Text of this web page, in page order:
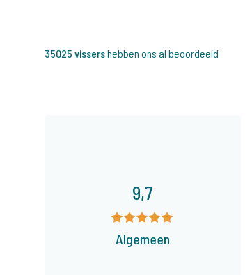
35025 vissershebben ons al beoordeeld
9,7
Algemeen